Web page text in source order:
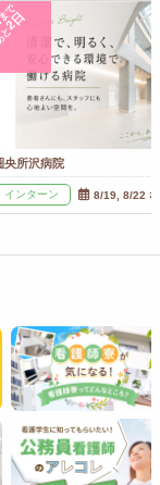
で
2日
央所沢病院
インターン 8/19, 8/22